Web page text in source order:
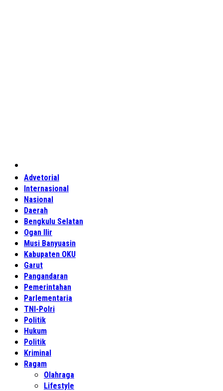
Advetorial
Internasional
Nasional
Daerah
Bengkulu Selatan
Ogan Ilir
Musi Banyuasin
Kabupaten OKU
Garut
Pangandaran
Pemerintahan
Parlementaria
TNI-Polri
Politik
Hukum
Politik
Kriminal
Ragam
Olahraga
Lifestyle